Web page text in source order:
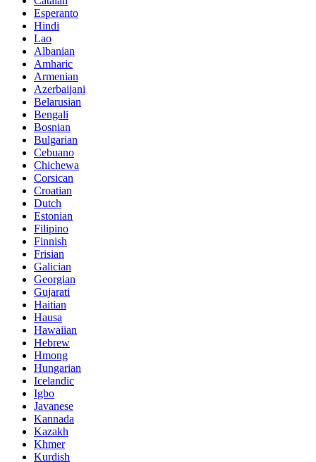
Esperanto
Hindi
Lao
Albanian
Amharic
Armenian
Azerbaijani
Belarusian
Bengali
Bosnian
Bulgarian
Cebuano
Chichewa
Corsican
Croatian
Dutch
Estonian
Filipino
Finnish
Frisian
Galician
Georgian
Gujarati
Haitian
Hausa
Hawaiian
Hebrew
Hmong
Hungarian
Icelandic
Igbo
Javanese
Kannada
Kazakh
Khmer
Kurdish